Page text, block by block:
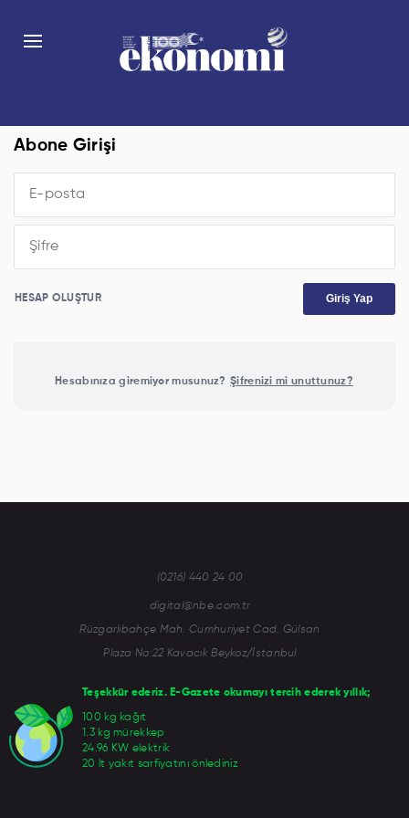
Abone Girişi
HESAP OLUŞTUR Giriş Yap
Hesabınıza giremiyor musunuz? Şifrenizi mi unuttunuz?
Teşekkür ederiz. E-Gazete okumayı tercih ederek yıllık;
100 kg kağıt
1.3 kg mürekkep
24.96 KW elektrik
20 lt yakıt sarfiyatını önlediniz
(0216) 440 24 00
digital@nbe.com.tr
Rüzgarlıbahçe Mah. Cumhuriyet Cad. Gülsan
Plaza No:22 Kavacık Beykoz/İstanbul